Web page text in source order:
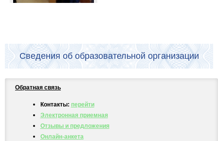
Сведения об образовательной организации
Обратная связь
Контакты: перейти
Электронная приемная
Отзывы и предложения
Онлайн-анкета